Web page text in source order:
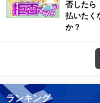
否したら
払いたく
か？
ランキング